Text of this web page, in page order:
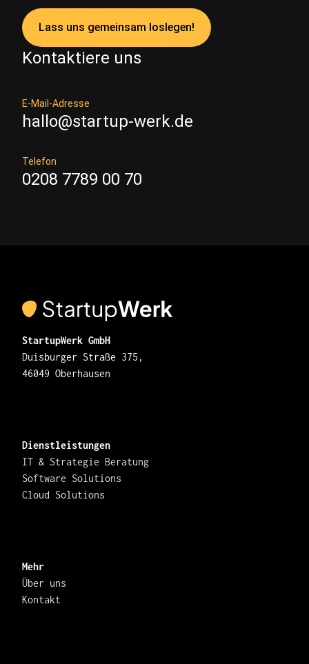
Lass uns gemeinsam loslegen!
Kontaktiere uns
E-Mail-Adresse
hallo@startup-werk.de
Telefon
0208 7789 00 70
StartupWerk GmbH
Duisburger Straße 375,
46049 Oberhausen
Dienstleistungen
IT & Strategie Beratung
Software Solutions
Cloud Solutions
Mehr
Über uns
Kontakt